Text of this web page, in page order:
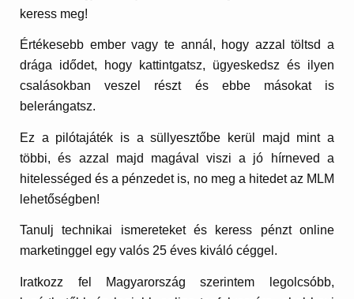
keress meg!
Értékesebb ember vagy te annál, hogy azzal töltsd a
drága idődet, hogy kattintgatsz, ügyeskedsz és ilyen
csalásokban veszel részt és ebbe másokat is
belerángatsz.
Ez a pilótajáték is a süllyesztőbe kerül majd mint a
többi, és azzal majd magával viszi a jó hírneved a
hitelességed és a pénzedet is, no meg a hitedet az MLM
lehetőségben!
Tanulj technikai ismereteket és keress pénzt online
marketinggel egy valós 25 éves kiváló céggel.
Iratkozz fel Magyarország szerintem legolcsóbb,